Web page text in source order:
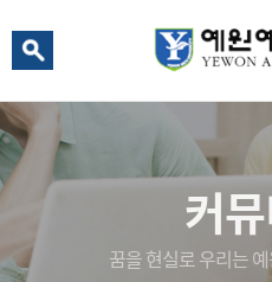
커
꿈을 현실로 우리는
예원예술대학교 AI 상담